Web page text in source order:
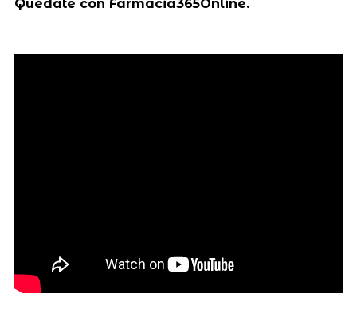
Quédate con Farmacia365Online.